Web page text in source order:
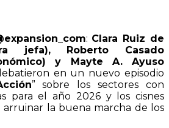
: Clara Ruiz de
jefa), Roberto Casado
y Mayte A. Ayuso
en un nuevo episodio
” sobre los sectores con
para el año 2026 y los cisnes
la buena marcha de los